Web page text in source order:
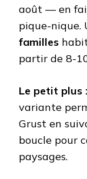
août — en
pique-nique.
familles
partir de 8-
Le petit plus :
variante
Grust en
boucle pour
paysages.